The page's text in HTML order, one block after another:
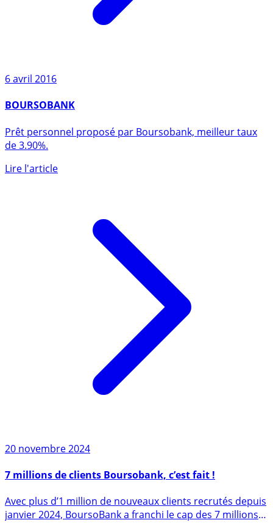
6 avril 2016
BOURSOBANK
de 3.90%.
20 novembre 2024
7 millions de clients Boursobank, c’est fait !